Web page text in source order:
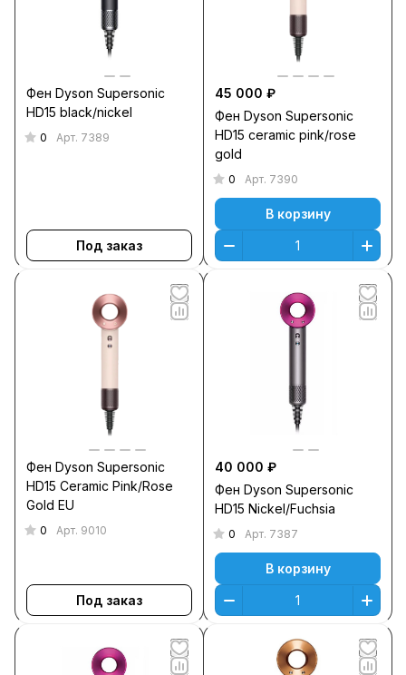
Фен Dyson Supersonic
HD15 black/nickel
0 Арт. 7389
Под заказ
45 000 ₽
Фен Dyson Supersonic
HD15 ceramic pink/rose
gold
0 Арт. 7390
В корзину
Фен Dyson Supersonic
HD15 Ceramic Pink/Rose
Gold EU
0 Арт. 9010
Под заказ
40 000 ₽
Фен Dyson Supersonic
HD15 Nickel/Fuchsia
0 Арт. 7387
В корзину